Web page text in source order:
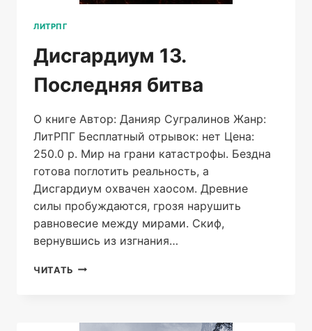
ЛИТРПГ
Дисгардиум 13.
Последняя битва
О книге Автор: Данияр Сугралинов Жанр:
ЛитРПГ Бесплатный отрывок: нет Цена:
250.0 р. Мир на грани катастрофы. Бездна
готова поглотить реальность, а
Дисгардиум охвачен хаосом. Древние
силы пробуждаются, грозя нарушить
равновесие между мирами. Скиф,
вернувшись из изгнания…
ЧИТАТЬ ДИСГАРДИУМ